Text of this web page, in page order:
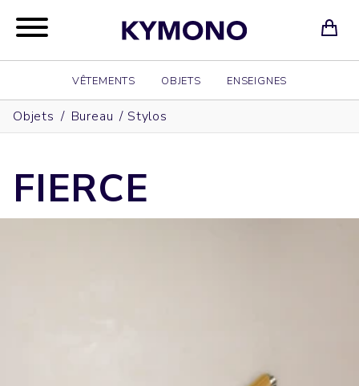
VÊTEMENTS OBJETS ENSEIGNES
Objets / Bureau / Stylos
FIERCE